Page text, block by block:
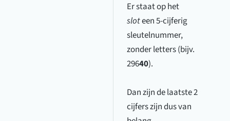
Er staat op het
sloteen 5-cijferig
sleutelnummer,
zonder letters (bijv.
29640).
Dan zijn de laatste 2
cijfers zijn dus van